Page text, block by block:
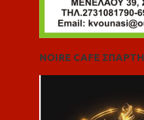
NOIRE CAFE ΣΠΑΡΤΗ